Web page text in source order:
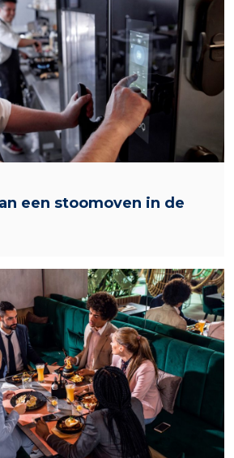
een stoomoven in de